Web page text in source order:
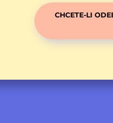
CHCETE-LI